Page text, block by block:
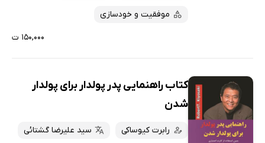
موفقیت و خودسازی
۱۵۰,۰۰۰ ت
کتاب راهنمایی پدر پولدار برای پولدار
شدن
رابرت کیوساکی
سید علیرضا گشتائی